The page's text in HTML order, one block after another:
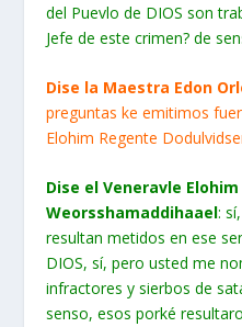
del Puevlo de DIOS son
Jefe de este crimen? de
Dise la Maestra Edon
preguntas ke emitimos
Elohim Regente
Dise el Veneravle
Weorsshamaddihaael:
resultan metidos en ese
DIOS, sí, pero usted me
infractores y sierbos de
senso, esos porké